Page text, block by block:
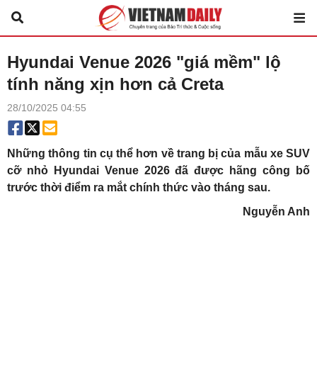
Hyundai Venue 2026 "giá mềm" lộ
tính năng xịn hơn cả Creta
28/10/2025 04:55
Những thông tin cụ thể hơn về trang bị của mẫu xe SUV
cỡ nhỏ Hyundai Venue 2026 đã được hãng công bố
trước thời điểm ra mắt chính thức vào tháng sau.
Nguyễn Anh